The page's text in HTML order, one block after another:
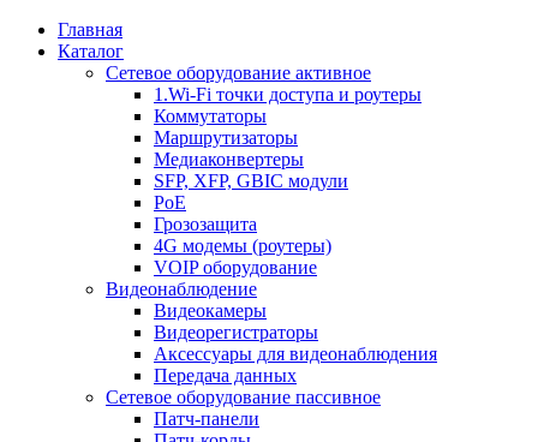
Главная
Каталог
Сетевое оборудование активное
1.Wi-Fi точки доступа и роутеры
Коммутаторы
Маршрутизаторы
Медиаконвертеры
SFP, XFP, GBIC модули
PoE
Грозозащита
4G модемы (роутеры)
VOIP оборудование
Видеонаблюдение
Видеокамеры
Видеорегистраторы
Аксессуары для видеонаблюдения
Передача данных
Сетевое оборудование пассивное
Патч-панели